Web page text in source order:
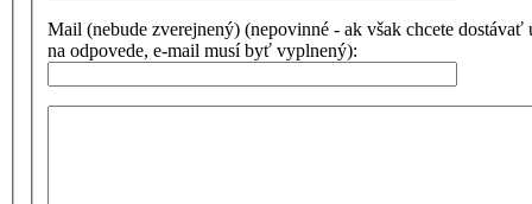
Mail (nebude zverejnený) (nepovinné - ak však chcete dostávať
na odpovede, e-mail musí byť vyplnený):